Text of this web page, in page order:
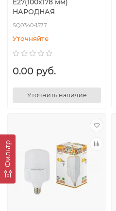
Фильтр
НАРОДНАЯ
SQ0340-1577
Уточняйте
0.00 руб.
Уточнить наличие